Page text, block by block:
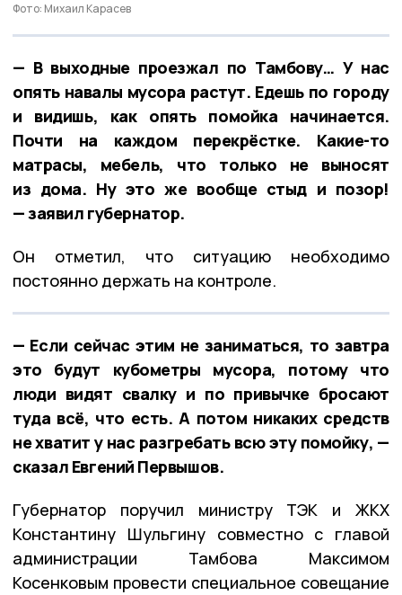
Фото: Михаил Карасев
— В выходные проезжал по Тамбову… У нас
опять навалы мусора растут. Едешь по городу
и видишь, как опять помойка начинается.
Почти на каждом перекрёстке. Какие-то
матрасы, мебель, что только не выносят
из дома. Ну это же вообще стыд и позор!
— заявил губернатор.
Он отметил, что ситуацию необходимо
постоянно держать на контроле.
— Если сейчас этим не заниматься, то завтра
это будут кубометры мусора, потому что
люди видят свалку и по привычке бросают
туда всё, что есть. А потом никаких средств
не хватит у нас разгребать всю эту помойку, —
сказал Евгений Первышов.
Губернатор поручил министру ТЭК и ЖКХ
Константину Шульгину совместно с главой
администрации Тамбова Максимом
Косенковым провести специальное совещание